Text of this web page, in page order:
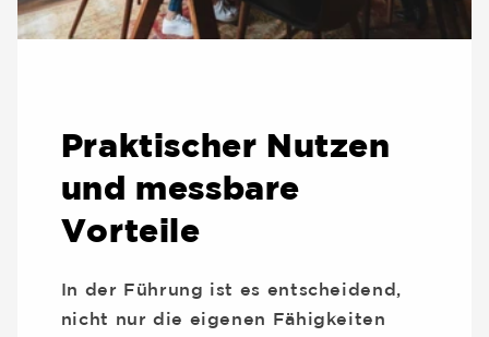
Praktischer Nutzen
und messbare
Vorteile
In der Führung ist es entscheidend,
nicht nur die eigenen Fähigkeiten